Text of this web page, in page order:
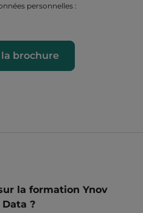
la formation Ynov
?
personnelles :
brochure